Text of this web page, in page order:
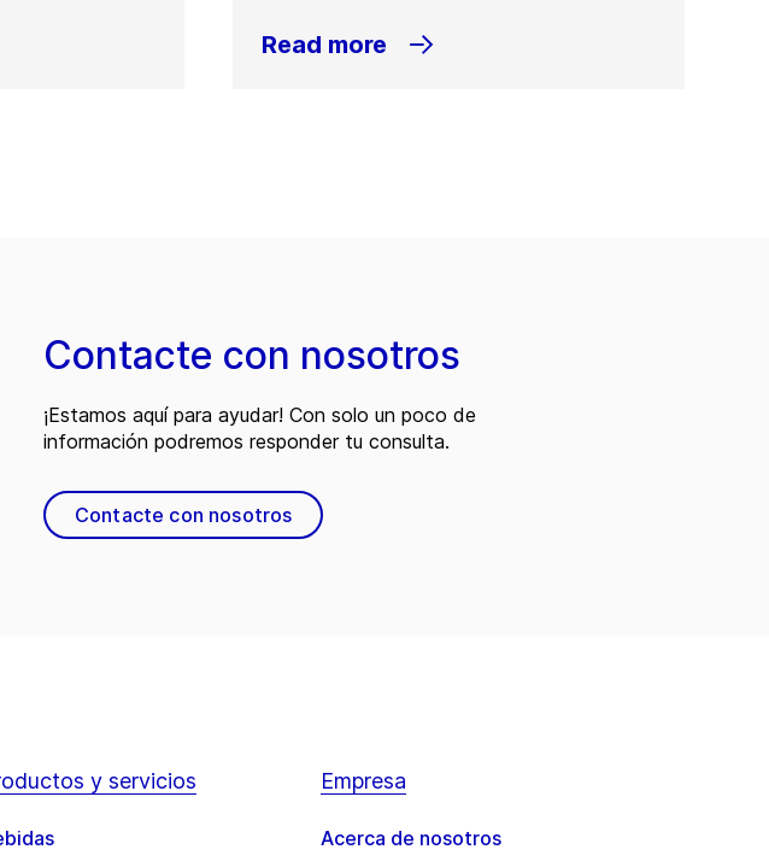
Read more
Contacte con nosotros
¡Estamos aquí para ayudar! Con solo un poco de
información podremos responder tu consulta.
Contacte con nosotros
y servicios Empresa
Acerca de nosotros